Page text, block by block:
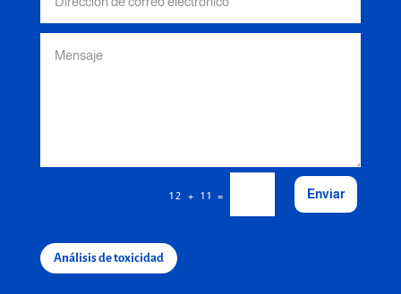
12 + 11 = Enviar
Análisis de toxicidad